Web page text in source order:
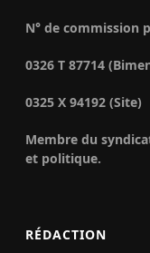
N° de commission
0326 T 87714
0325 X 94192 (Site)
Membre du
et politique.
RÉDACTION